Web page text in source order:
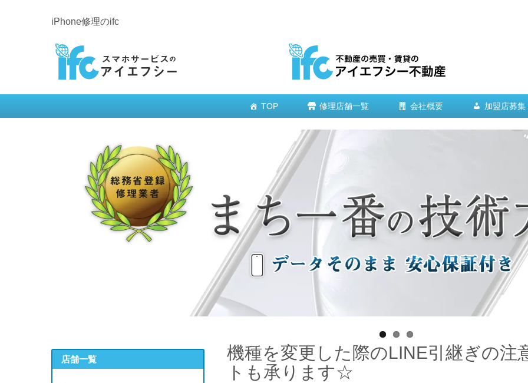
iPhone修理のifc
TOP 修理店舗一覧 会社概要 加盟店募集
機種を変更した際のLINE引継ぎの注
トも承ります☆
店舗一覧